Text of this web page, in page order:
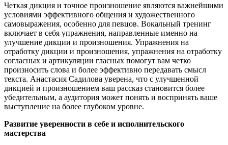
Четкая дикция и точное произношение являются важнейшими
условиями эффективного общения и художественного
самовыражения, особенно для певцов. Вокальный тренинг
включает в себя упражнения, направленные именно на
улучшение дикции и произношения. Упражнения на
отработку дикции и произношения, упражнения на отработку
согласных и артикуляции гласных помогут вам четко
произносить слова и более эффективно передавать смысл
текста. Анастасия Садилова уверена, что с улучшенной
дикцией и произношением ваш рассказ становится более
убедительным, а аудитория может понять и воспринять ваше
выступление на более глубоком уровне.
Развитие уверенности в себе и исполнительского
мастерства